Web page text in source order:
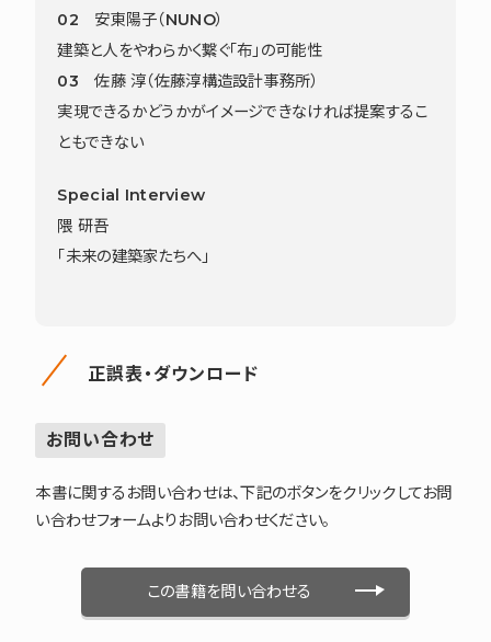
02 安東陽子（NUNO）
建築と人をやわらかく繋ぐ「布」の可能性
03 佐藤 淳（佐藤淳構造設計事務所）
実現できるかどうかがイメージできなければ提案するこ
ともできない
Special Interview
隈 研吾
「未来の建築家たちへ」
正誤表・ダウンロード
お問い合わせ
本書に関するお問い合わせは、下記のボタンをクリックしてお問
い合わせフォームよりお問い合わせください。
この書籍を問い合わせる